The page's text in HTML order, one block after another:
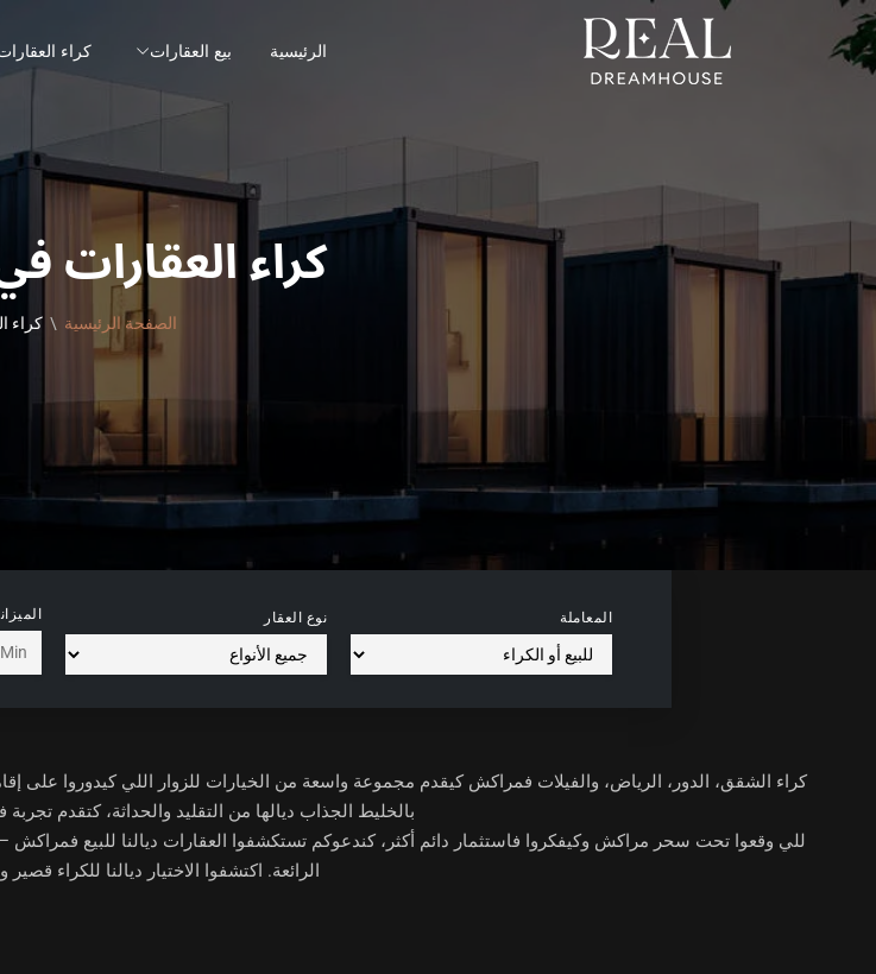
الرئيسية بيع العقارات كراء
كراء
الصفحة الرئيسية كراء
المعاملة نوع العقار
كراء الشقق، الدور، الرياض، والفيلات فمراكش كيقدم مجموعة واسعة من الخيارات للزوار اللي كيدوروا على
بالخليط الجذاب ديالها من التقليد والحداثة، كتقدم
للي وقعوا تحت سحر مراكش وكيفكروا فاستثمار دائم أكثر، كندعوكم تستكشفوا العقارات ديالنا للبيع
الرائعة. اكتشفوا الاختيار ديالنا للكراء